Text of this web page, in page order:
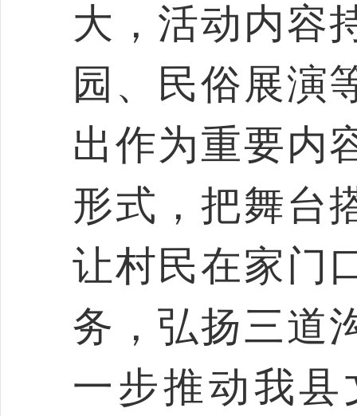
大，活动内容
园、民俗展演
出作为重要内
形式，把舞台
让村民在家门
务，弘扬三道
一步推动我